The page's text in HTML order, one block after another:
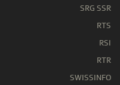
SRG SSR
RTS
RSI
RTR
SWISSINFO